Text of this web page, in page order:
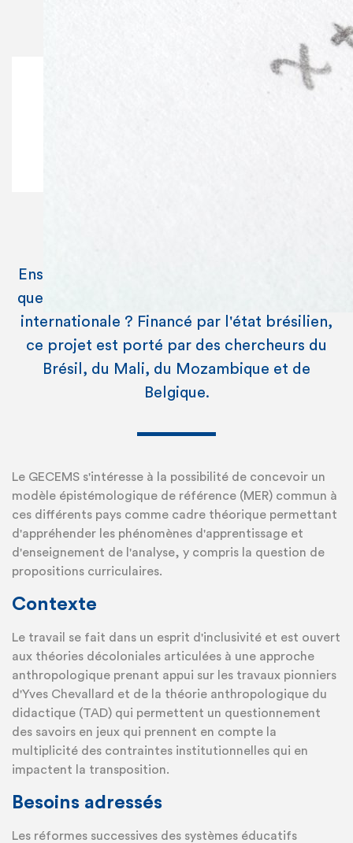
Enseignement et apprentissage de l'analyse,
quel cadre théorique pour une collaboration
internationale ? Financé par l'état brésilien,
ce projet est porté par des chercheurs du
Brésil, du Mali, du Mozambique et de
Belgique.
Le GECEMS s'intéresse à la possibilité de concevoir un
modèle épistémologique de référence (MER) commun à
ces différents pays comme cadre théorique permettant
d'appréhender les phénomènes d'apprentissage et
d'enseignement de l'analyse, y compris la question de
propositions curriculaires.
Contexte
Le travail se fait dans un esprit d'inclusivité et est ouvert
aux théories décoloniales articulées à une approche
anthropologique prenant appui sur les travaux pionniers
d'Yves Chevallard et de la théorie anthropologique du
didactique (TAD) qui permettent un questionnement
des savoirs en jeux qui prennent en compte la
multiplicité des contraintes institutionnelles qui en
impactent la transposition.
Besoins adressés
Les réformes successives des systèmes éducatifs